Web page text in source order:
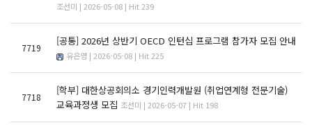
조선미 | 2026-05-08 | Hit 239
7719
[공통] 2026년 상반기 OECD 인턴십 프로그램 참가자 모집 안내
유은영 | 2026-05-08 | Hit 225
7718
[학부] 대한상공회의소 경기인력개발원 (취업연계형 전문기술)
교육과정생 모집 조선미 | 2026-05-07 | Hit 198